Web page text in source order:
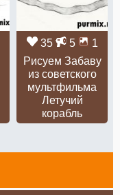
35 5
1
Рисуем Забаву
из советского
мультфильма
Летучий
корабль